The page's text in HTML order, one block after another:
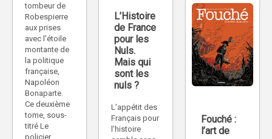
tombeur de
Robespierre
aux prises
avec l’étoile
montante de
la politique
française,
Napoléon
Bonaparte.
Ce deuxième
tome, sous-
titré Le
policier,
L’Histoire
de France
pour les
Nuls.
Mais qui
sont les
nuls ?
L’appétit des
Français pour
l’histoire
Fouché :
l’art de